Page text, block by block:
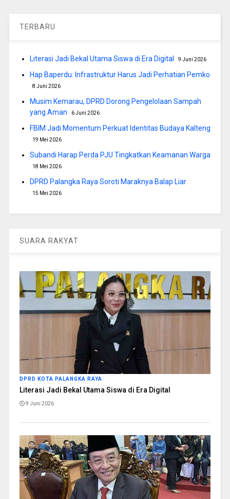
TERBARU
Literasi Jadi Bekal Utama Siswa di Era Digital 9 Juni 2026
Hap Baperdu: Infrastruktur Harus Jadi Perhatian Pemko
8 Juni 2026
Musim Kemarau, DPRD Dorong Pengelolaan Sampah
yang Aman
6 Juni 2026
FBIM Jadi Momentum Perkuat Identitas Budaya Kalteng
19 Mei 2026
Subandi Harap Perda PJU Tingkatkan Keamanan Warga
18 Mei 2026
DPRD Palangka Raya Soroti Maraknya Balap Liar
15 Mei 2026
SUARA RAKYAT
DPRD KOTA PALANGKA RAYA
Literasi Jadi Bekal Utama Siswa di Era Digital
9 Juni 2026